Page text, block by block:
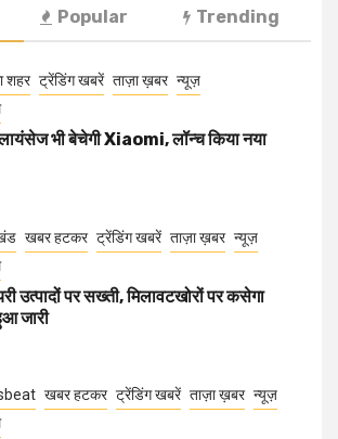
Popular Trending
शहर ट्रेंडिंग खबरें ताज़ा ख़बर न्यूज़
भी बेचेगी Xiaomi, लॉन्च किया नया
खबर हटकर ट्रेंडिंग खबरें ताज़ा ख़बर न्यूज़
उत्पादों पर सख्ती, मिलावटखोरों पर कसेगा
जारी
खबर हटकर ट्रेंडिंग खबरें ताज़ा ख़बर न्यूज़